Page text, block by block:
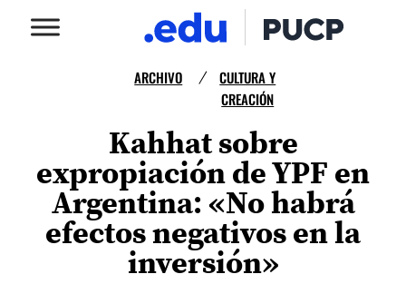
ARCHIVO /
CULTURA Y
CREACIÓN
Kahhat sobre
expropiación de YPF en
Argentina: «No habrá
efectos negativos en la
inversión»